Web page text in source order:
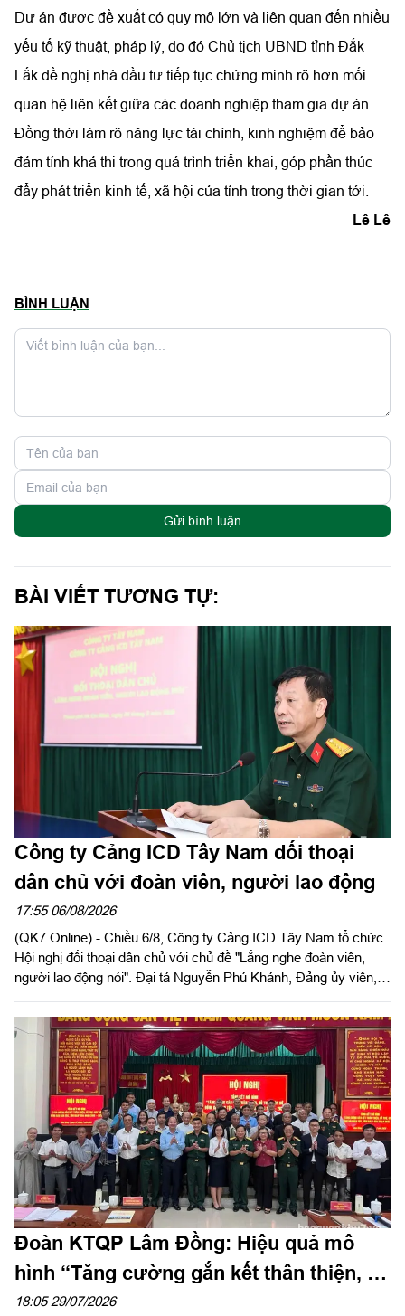
Dự án được đề xuất có quy mô lớn và liên quan đến nhiều
yếu tố kỹ thuật, pháp lý, do đó Chủ tịch UBND tỉnh Đắk
Lắk đề nghị nhà đầu tư tiếp tục chứng minh rõ hơn mối
quan hệ liên kết giữa các doanh nghiệp tham gia dự án.
Đồng thời làm rõ năng lực tài chính, kinh nghiệm để bảo
đảm tính khả thi trong quá trình triển khai, góp phần thúc
đẩy phát triển kinh tế, xã hội của tỉnh trong thời gian tới.
Lê Lê
BÌNH LUẬN
Gửi bình luận
BÀI VIẾT TƯƠNG TỰ:
Công ty Cảng ICD Tây Nam đối thoại
dân chủ với đoàn viên, người lao động
17:55 06/08/2026
(QK7 Online) - Chiều 6/8, Công ty Cảng ICD Tây Nam tổ chức
Hội nghị đối thoại dân chủ với chủ đề "Lắng nghe đoàn viên,
người lao động nói". Đại tá Nguyễn Phú Khánh, Đảng ủy viên,
Thượng tá Nguyễn Ngọc Khánh, Giám đốc Công ty Cảng ICD
Tây Nam chủ trì hội nghị. Dự hội nghị có Đại tá Phạm Thị Thu
Hương, Trưởng phòng Công tác quần chúng, Cục Chính trị
Quân khu 7; Đại tá Trần Thị Mỹ Châu, Phó Tổng giám đốc
Công ty Tây Nam cùng đông đảo cán bộ, đoàn viên, người lao
động Công ty Cảng ICD Tây Nam.
Đoàn KTQP Lâm Đồng: Hiệu quả mô
hình “Tăng cường gắn kết thân thiện, hỗ
trợ, giúp đỡ đồng bào dân tộc, tôn giáo”
18:05 29/07/2026